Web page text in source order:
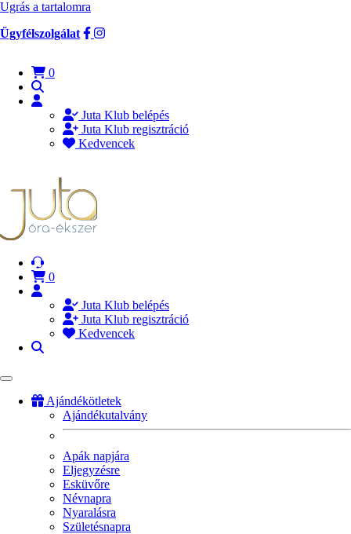
Ugrás a tartalomra
Ügyfélszolgálat
0
Juta Klub belépés
Juta Klub regisztráció
Kedvencek
0
Juta Klub belépés
Juta Klub regisztráció
Kedvencek
Ajándékötletek
Ajándékutalvány
Apák napjára
Eljegyzésre
Esküvőre
Névnapra
Nyaralásra
Születésnapra